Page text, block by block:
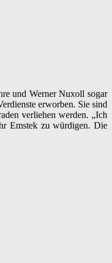
und Werner Nuxoll sogar
erworben. Sie sind
verliehen werden. „Ich
Emstek zu würdigen. Die